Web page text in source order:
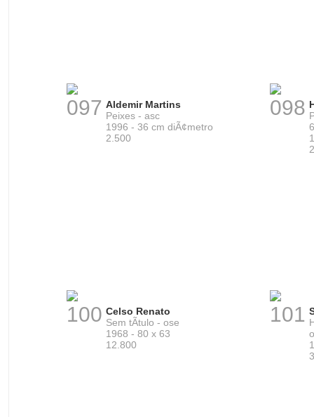
097 Aldemir Martins
Peixes - asc
1996 - 36 cm diÃ¢metro
2.500
098
100 Celso Renato
Sem tÃ­tulo - ose
1968 - 80 x 63
12.800
101